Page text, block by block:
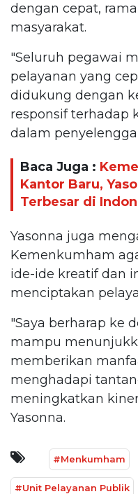
dengan cepat,
masyarakat.
"Seluruh pegawai
pelayanan yang
didukung dengan
responsif terhadap
dalam
Baca Juga :
Kantor Baru,
Terbesar di
Yasonna juga
Kemenkumham
ide-ide kreatif dan
menciptakan
"Saya berharap ke
mampu
memberikan
menghadapi
meningkatkan
Yasonna.
#Menkumham
#Unit Pelayanan Publik